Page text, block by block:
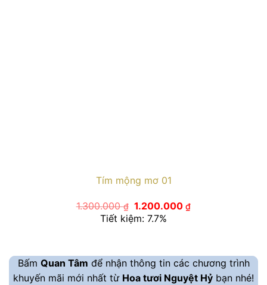
Tím mộng mơ 01
1.300.000₫ Giá
gốc
là:
1.200.000₫Giá
Tiết kiệm: 7.7%
Bấm Quan Tâm để nhận thông tin các chương trình
khuyến mãi mới nhất từ Hoa tươi Nguyệt Hỷ bạn nhé!